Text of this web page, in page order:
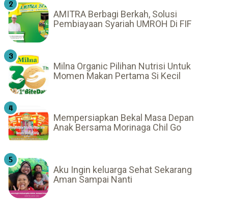
AMITRA Berbagi Berkah, Solusi
Pembiayaan Syariah UMROH Di FIF
Milna Organic Pilihan Nutrisi Untuk
Momen Makan Pertama Si Kecil
Mempersiapkan Bekal Masa Depan
Anak Bersama Morinaga Chil Go
Aku Ingin keluarga Sehat Sekarang
Aman Sampai Nanti